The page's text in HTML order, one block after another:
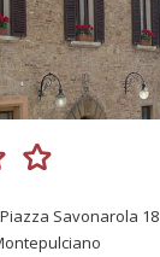
Savonarola 18